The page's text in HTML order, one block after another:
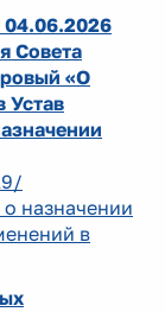
Совета
«О
Устав
назначении
в